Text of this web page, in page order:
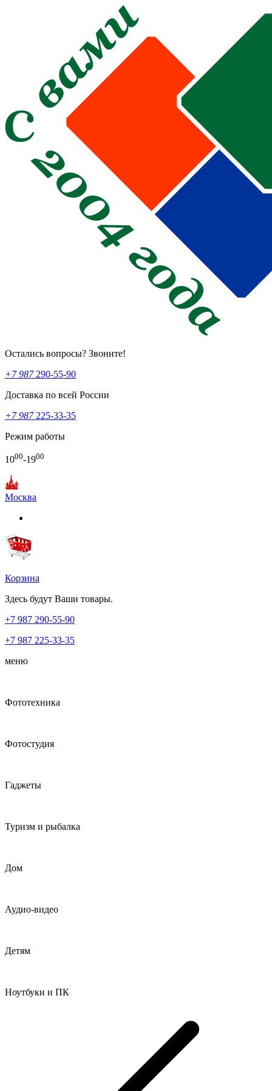
Остались вопросы? Звоните!
+7 987290-55-90
Доставка по всей России
+7 987225-33-35
Режим работы
1000-1900
Москва
Корзина
Здесь будут Ваши товары.
+7 987 290-55-90
+7 987 225-33-35
меню
Фототехника
Фотостудия
Гаджеты
Туризм и рыбалка
Дом
Аудио-видео
Детям
Ноутбуки и ПК